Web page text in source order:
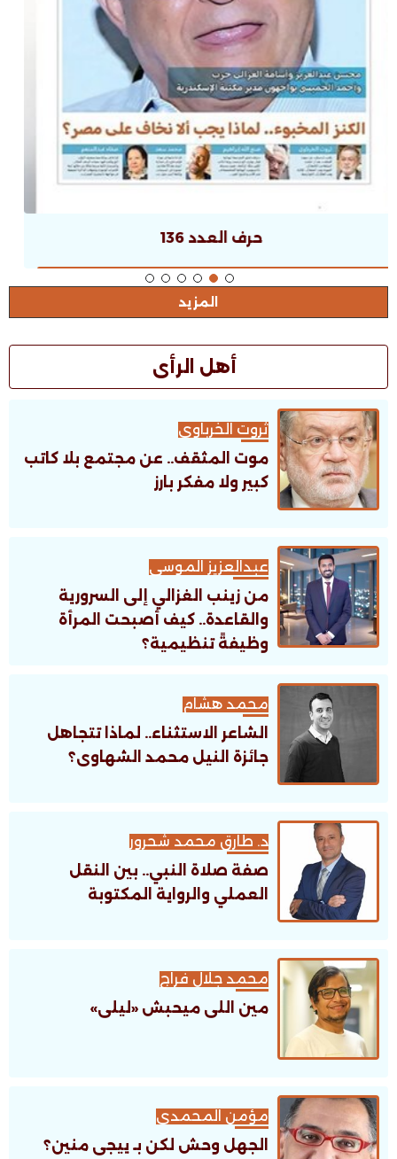
حرف العدد 135
المزيد
أهل الرأى
ثروت الخرباوى
موت المثقف.. عن مجتمع بلا كاتب
كبير ولا مفكر بارز
عبدالعزيز الموسى
من زينب الغزالي إلى السرورية
والقاعدة.. كيف أصبحت المرأة
وظيفةً تنظيمية؟
محمد هشام
الشاعر الاستثناء.. لماذا تتجاهل
جائزة النيل محمد الشهاوى؟
د. طارق محمد شحرور
صفة صلاة النبي.. بين النقل
العملي والرواية المكتوبة
محمد جلال فراج
مين اللى ميحبش «ليلى»
مؤمن المحمدى
الجهل وحش لكن بـ ييجى منين؟